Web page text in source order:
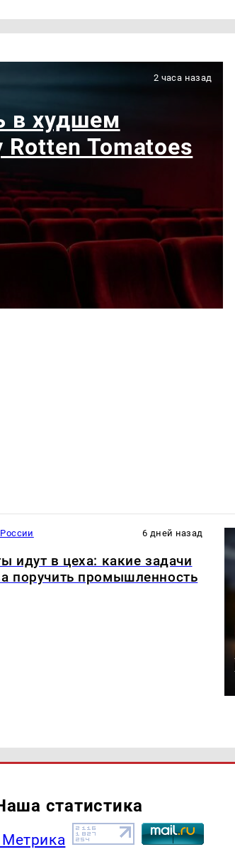
2 часа назад
в худшем
Tomatoes
6 дней назад
идут в цеха: какие задачи
поручить промышленность
статистика